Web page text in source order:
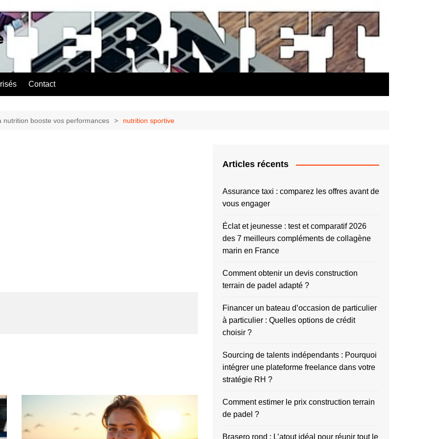
Contact
nutrition booste vos performances nutrition sportive
Articles récents
Assurance taxi : comparez les offres avant de
vous engager
Éclat et jeunesse : test et comparatif 2026
des 7 meilleurs compléments de collagène
marin en France
Comment obtenir un devis construction
terrain de padel adapté ?
Financer un bateau d’occasion de particulier
à particulier : Quelles options de crédit
choisir ?
Sourcing de talents indépendants : Pourquoi
intégrer une plateforme freelance dans votre
stratégie RH ?
Comment estimer le prix construction terrain
de padel ?
Brasero rond : L’atout idéal pour réunir tout le